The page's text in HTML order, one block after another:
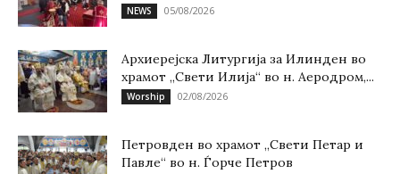
NEWS 05/08/2026
Архиерејска Литургија за Илинден во
храмот „Свети Илија“ во н. Аеродром,...
Worship 02/08/2026
Петровден во храмот „Свети Петар и
Павле“ во н. Ѓорче Петров